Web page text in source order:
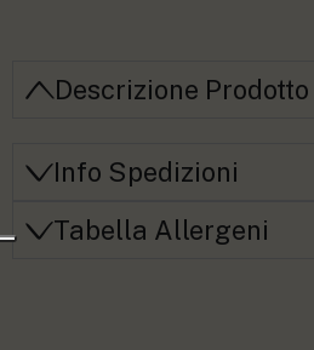
Descrizione Prodotto
Info Spedizioni
Tabella Allergeni